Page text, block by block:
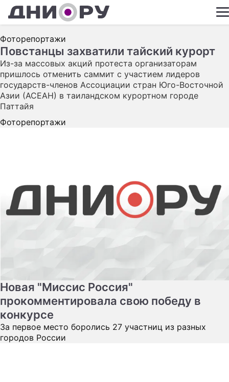
ШОУ-БИЗНЕС
КИНО
СТИЛЬ
СЕРИАЛЫ
ПРЕСС-
О ПРОЕКТЕ
Фоторепортажи
Повстанцы захватили тайский курорт
Из-за массовых акций протеста организаторам
пришлось отменить саммит с участием лидеров
государств-членов Ассоциации стран Юго-Восточной
Азии (АСЕАН) в таиландском курортном городе
Паттайя
Фоторепортажи
Новая "Миссис Россия"
прокомментировала свою победу в
конкурсе
За первое место боролись 27 участниц из разных
городов России